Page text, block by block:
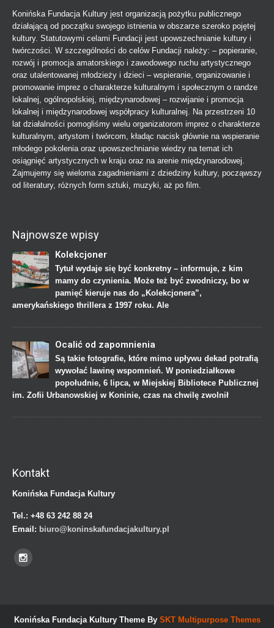
Konińska Fundacja Kultury jest organizacją pożytku publicznego
działającą od początku swojego istnienia w obszarze szeroko pojętej
kultury. Statutowymi celami Fundacji jest upowszechnianie kultury i
twórczości. W szczególności do celów Fundacji należy: – popieranie,
rozwój i promocja amatorskiego i zawodowego ruchu artystycznego
oraz utalentowanej młodzieży i dzieci – wspieranie, organizowanie i
promowanie imprez o charakterze kulturalnym i społecznym o randze
lokalnej, ogólnopolskiej, międzynarodowej – rozwijanie i promocja
lokalnej i międzynarodowej współpracy kulturalnej. Na przestrzeni 10
lat działalności pomogliśmy wielu organizatorom imprez o charakterze
kulturalnym, artystom i twórcom, kładąc nacisk głównie na wspieranie
młodego pokolenia oraz upowszechnianie wiedzy na temat ich
osiągnięć artystycznych w kraju oraz na arenie międzynarodowej.
Zajmujemy się wieloma zagadnieniami z dziedziny kultury, począwszy
od literatury, różnych form sztuki, muzyki, aż po film.
Najnowsze wpisy
Kolekcjoner
Tytuł wydaje się być konkretny – informuje, z kim
mamy do czynienia. Może też być zwodniczy, bo w
pamięć kieruje nas do „Kolekcjonera”,
amerykańskiego thrillera z 1997 roku. Ale
Ocalić od zapomnienia
Są takie fotografie, które mimo upływu dekad potrafią
wywołać lawinę wspomnień. W poniedziałkowe
popołudnie, 6 lipca, w Miejskiej Bibliotece Publicznej
im. Zofii Urbanowskiej w Koninie, czas na chwilę zwolnił
Kontakt
Konińska Fundacja Kultury
Tel.: +48 63 242 88 24
Email: biuro@koninskafundacjakultury.pl
Konińska Fundacja Kultury Theme By SKT Multipurpose Themes